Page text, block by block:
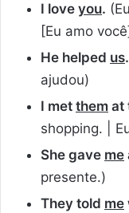
I love you.
[Eu amo você]
He helped us.
ajudou)
I met them at
shopping. |
She gave me
presente.)
They told me